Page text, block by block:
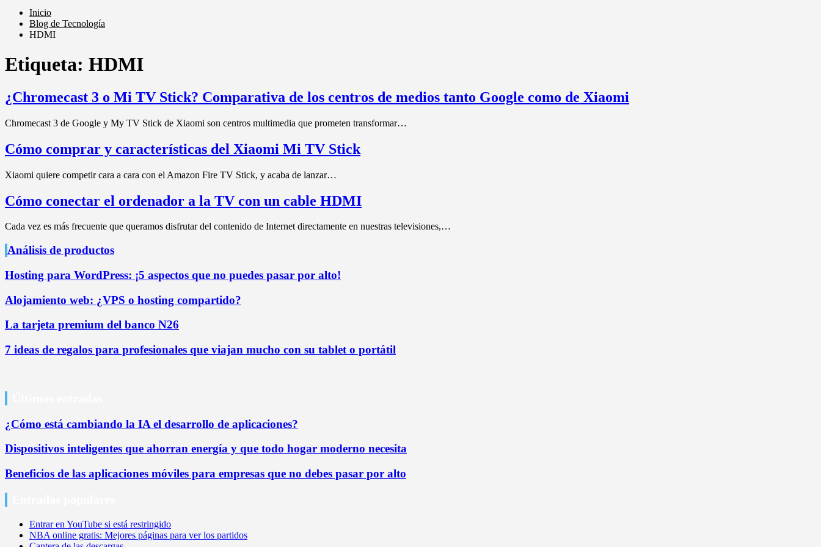
Inicio
Blog de Tecnología
HDMI
Etiqueta: HDMI
¿Chromecast 3 o Mi TV Stick? Comparativa de los centros de medios tanto Google como de Xiaomi
Chromecast 3 de Google y My TV Stick de Xiaomi son centros multimedia que prometen transformar…
Cómo comprar y características del Xiaomi Mi TV Stick
Xiaomi quiere competir cara a cara con el Amazon Fire TV Stick, y acaba de lanzar…
Cómo conectar el ordenador a la TV con un cable HDMI
Cada vez es más frecuente que queramos disfrutar del contenido de Internet directamente en nuestras televisiones,…
Análisis de productos
Hosting para WordPress: ¡5 aspectos que no puedes pasar por alto!
Alojamiento web: ¿VPS o hosting compartido?
La tarjeta premium del banco N26
7 ideas de regalos para profesionales que viajan mucho con su tablet o portátil
¿Cómo está cambiando la IA el desarrollo de aplicaciones?
Dispositivos inteligentes que ahorran energía y que todo hogar moderno necesita
Beneficios de las aplicaciones móviles para empresas que no debes pasar por alto
Entrar en YouTube si está restringido
NBA online gratis: Mejores páginas para ver los partidos